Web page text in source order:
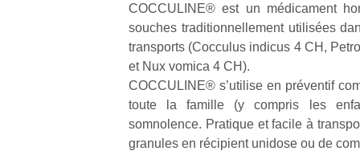
COCCULINE® est un médicament
souches traditionnellement utilisées
transports (Cocculus indicus 4 CH,
et Nux vomica 4 CH).
COCCULINE® s’utilise en préventif
toute la famille (y compris les
somnolence. Pratique et facile à
granules en récipient unidose ou de